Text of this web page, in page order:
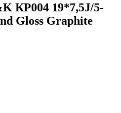
КР004 19*7,5J/5-
Gloss Graphite